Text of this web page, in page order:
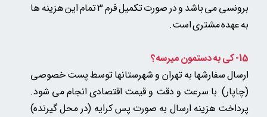
برونسی می باشد و در صورت تکمیل فرم 3 تمام این هزینه ها
به عهده مشتری است.
15- کی به دستمون میرسه؟
ارسال سفارشها به تهران و شهرستانها توسط پست خصوصی
(چاپار) با سرعت و دقت و قیمت اقتصادی انجام می شود.
پرداخت هزینه ارسال به صورت پس کرایه (در محل گیرنده)